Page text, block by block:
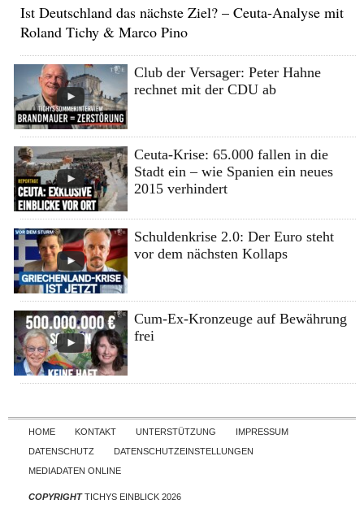
Ist Deutschland das nächste Ziel? – Ceuta-Analyse mit
Roland Tichy & Marco Pino
Club der Versager: Peter Hahne
rechnet mit der CDU ab
Ceuta-Krise: 65.000 fallen in die
Stadt ein – wie Spanien ein neues
2015 verhindert
Schuldenkrise 2.0: Der Euro steht
vor dem nächsten Kollaps
Cum-Ex-Kronzeuge auf Bewährung
frei
Skip to content
HOME KONTAKT UNTERSTÜTZUNG
IMPRESSUM
DATENSCHUTZ
DATENSCHUTZEINSTELLUNGEN
MEDIADATEN ONLINE
COPYRIGHTTICHYS EINBLICK 2026